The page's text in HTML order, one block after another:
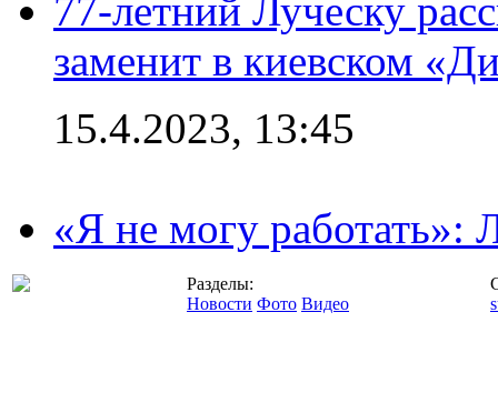
77-летний Луческу
заменит в киевском
15.4.2023, 13:45
«Я не могу работать»:
Разделы:
Новости Фото Видео